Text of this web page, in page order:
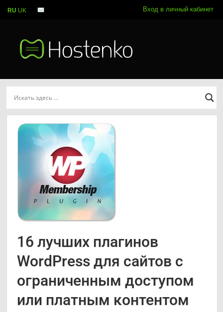
Вход в личный кабинет
16 лучших плагинов
WordPress для сайтов с
ограниченным доступом
или платным контентом
RU UK